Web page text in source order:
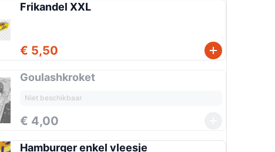
Frikandel XXL
€ 5,50
Goulashkroket
Niet beschikbaar
€ 4,00
Hamburger enkel vleesje